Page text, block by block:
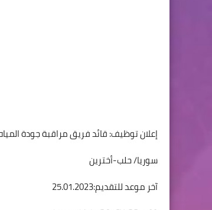
إعلان توظيف: قائد فريق مراقبة جودة
سوريا/ حلب-أخترين
آخر موعد للتقديم:25.01.2023